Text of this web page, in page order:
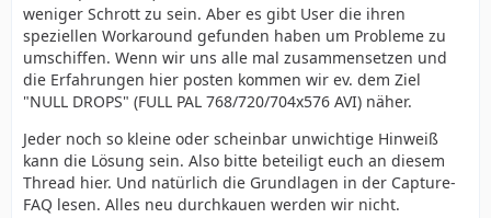
weniger Schrott zu sein. Aber es gibt User die ihren
speziellen Workaround gefunden haben um Probleme zu
umschiffen. Wenn wir uns alle mal zusammensetzen und
die Erfahrungen hier posten kommen wir ev. dem Ziel
"NULL DROPS" (FULL PAL 768/720/704x576 AVI) näher.
Jeder noch so kleine oder scheinbar unwichtige Hinweiß
kann die Lösung sein. Also bitte beteiligt euch an diesem
Thread hier. Und natürlich die Grundlagen in der Capture-
FAQ lesen. Alles neu durchkauen werden wir nicht.